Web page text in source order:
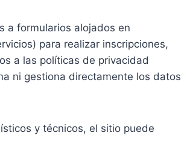
a formularios alojados en
para realizar inscripciones,
a las políticas de privacidad
ni gestiona directamente los datos
y técnicos, el sitio puede